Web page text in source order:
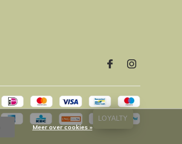
Meer over cookies »
LOYALTY